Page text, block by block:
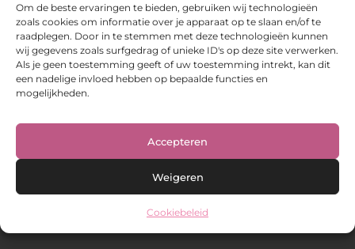
Om de beste ervaringen te bieden, gebruiken wij technologieën
zoals cookies om informatie over je apparaat op te slaan en/of te
raadplegen. Door in te stemmen met deze technologieën kunnen
wij gegevens zoals surfgedrag of unieke ID's op deze site verwerken.
Als je geen toestemming geeft of uw toestemming intrekt, kan dit
een nadelige invloed hebben op bepaalde functies en
mogelijkheden.
Accepteren
Weigeren
Cookiebeleid
5 dingen die je moet weten voordat je
begint met hockey
Hockey is een dynamische en spannende sport die
je nu een beginner bent of overweegt om je aan